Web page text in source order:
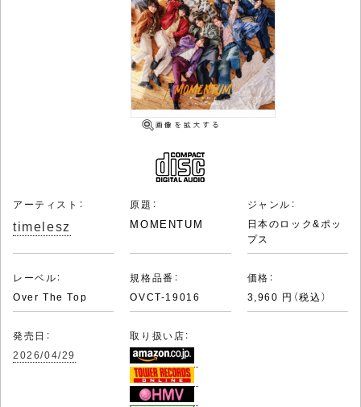
アーティスト：
timelesz
原題：
MOMENTUM
ジャンル：
日本のロック&ポッ
プス
レーベル：
Over The Top
規格品番：
OVCT-19016
価格：
3,960 円（税込）
発売日：
2026/04/29
取り扱い店：